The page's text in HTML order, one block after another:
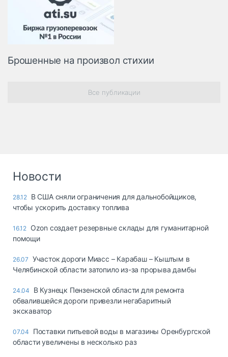
Брошенные на произвол стихии
Все публикации
Новости
28.12 В США сняли ограничения для дальнобойщиков,
чтобы ускорить доставку топлива
16.12 Ozon создает резервные склады для гуманитарной
помощи
26.07 Участок дороги Миасс – Карабаш – Кыштым в
Челябинской области затопило из-за прорыва дамбы
24.04
В Кузнецк Пензенской области для ремонта
обвалившейся дороги привезли негабаритный
экскаватор
07.04
Поставки питьевой воды в магазины Оренбургской
области увеличены в несколько раз